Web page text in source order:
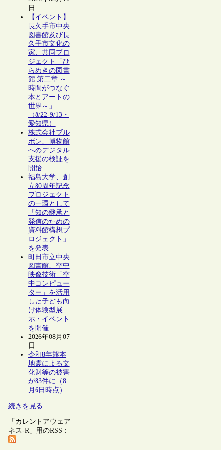
日
【イベント】
長久手市中央
図書館及び長
久手市文化の
家、共同プロ
ジェクト「ひ
らめきの図書
館 第二章 ～
時間がつなぐ
本とアートの
世界～」
（8/22-9/13・
愛知県）
株式会社ブル
ボン、博物館
へのデジタル
支援の検証を
開始
福島大学、創
立80周年記念
プロジェクト
の一環として
「知の継承と
発信のための
資料館構想プ
ロジェクト」
を発表
町田市立中央
図書館、空中
映像技術「空
中コンピュー
ター」を活用
した子ども向
け体験型展
示・イベント
を開催
2026年08月07
日
令和8年熊本
地震による文
化財等の被害
が83件に（8
月6日時点）
続きを見る
「カレントアウェア
ネス-R」用のRSS：